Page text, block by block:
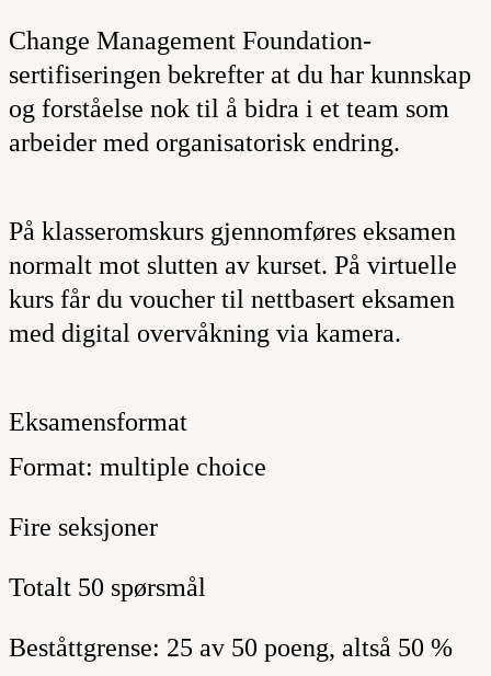
Change Management Foundation-
sertifiseringen bekrefter at du har kunnskap
og forståelse nok til å bidra i et team som
arbeider med organisatorisk endring.
På klasseromskurs gjennomføres eksamen
normalt mot slutten av kurset. På virtuelle
kurs får du voucher til nettbasert eksamen
med digital overvåkning via kamera.
Eksamensformat
Format: multiple choice
Fire seksjoner
Totalt 50 spørsmål
Beståttgrense: 25 av 50 poeng, altså 50 %